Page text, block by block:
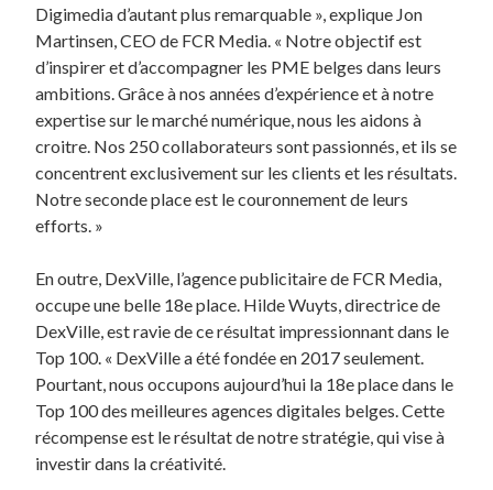
Digimedia d’autant plus remarquable », explique Jon
Martinsen, CEO de FCR Media. « Notre objectif est
d’inspirer et d’accompagner les PME belges dans leurs
ambitions. Grâce à nos années d’expérience et à notre
expertise sur le marché numérique, nous les aidons à
croitre. Nos 250 collaborateurs sont passionnés, et ils se
concentrent exclusivement sur les clients et les résultats.
Notre seconde place est le couronnement de leurs
efforts. »
En outre, DexVille, l’agence publicitaire de FCR Media,
occupe une belle 18eplace. Hilde Wuyts, directrice de
DexVille, est ravie de ce résultat impressionnant dans le
Top 100. « DexVille a été fondée en 2017 seulement.
Pourtant, nous occupons aujourd’hui la 18eplace dans le
Top 100 des meilleures agences digitales belges. Cette
récompense est le résultat de notre stratégie, qui vise à
investir dans la créativité.